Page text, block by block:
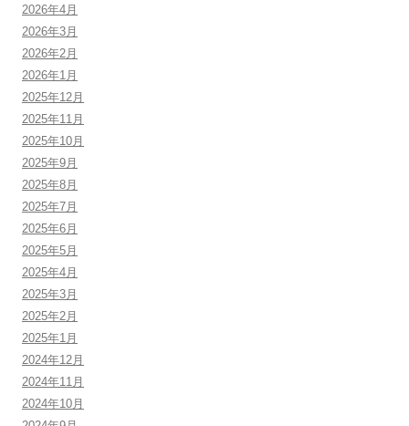
2026年4月
2026年3月
2026年2月
2026年1月
2025年12月
2025年11月
2025年10月
2025年9月
2025年8月
2025年7月
2025年6月
2025年5月
2025年4月
2025年3月
2025年2月
2025年1月
2024年12月
2024年11月
2024年10月